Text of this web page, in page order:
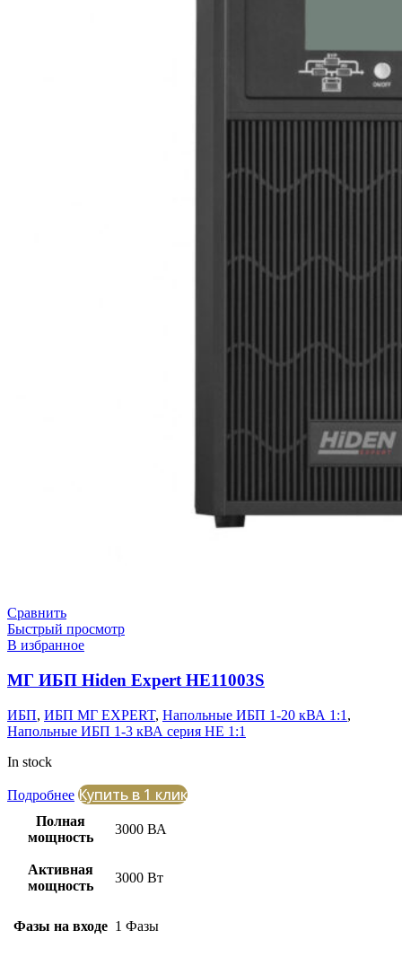
Сравнить
Быстрый просмотр
В избранное
МГ ИБП Hiden Expert HE11003S
ИБП, ИБП МГ EXPERT, Напольные ИБП 1-20 кВА 1:1 ,
Напольные ИБП 1-3 кВА серия HE 1:1
In stock
Подробнее Купить в 1 клик
Полная
мощность
3000 ВА
Активная
мощность
3000 Вт
Фазы на входе 1 Фазы